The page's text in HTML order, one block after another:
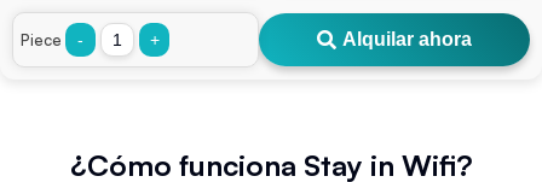
Piece - + Alquilar ahora
¿Cómo funciona Stay in Wifi?